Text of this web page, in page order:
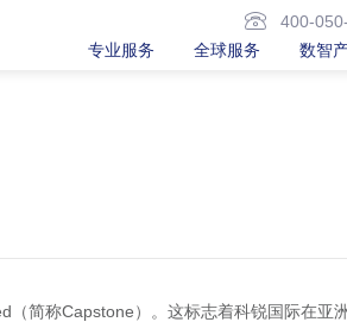
400-
专业服务
全球服务 数智
简称Capstone）。这标志着科锐国际在亚